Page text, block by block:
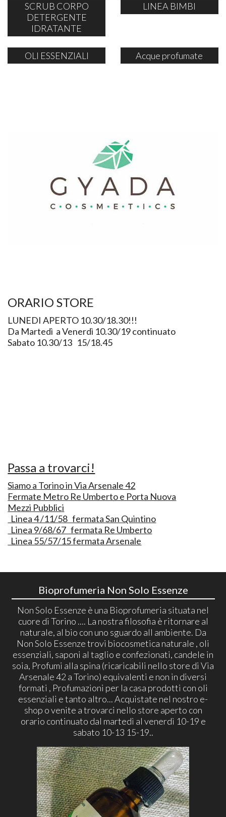
SCRUB CORPO
DETERGENTE
IDRATANTE
LINEA BIMBI
OLI ESSENZIALI Acque profumate
ORARIO STORE
LUNEDI APERTO 10.30/18.30!!!
Da Martedì a Venerdì 10.30/19 continuato
Sabato 10.30/13 15/18.45
Passa a trovarci!
Siamo a Torino in Via Arsenale 42
Fermate Metro Re Umberto e Porta Nuova
Mezzi Pubblici
Linea 4 /11/58 fermata San Quintino
Linea 9/68/67 fermata Re Umberto
Linea 55/57/15 fermata Arsenale
Bioprofumeria Non Solo Essenze
Non Solo Essenze è una Bioprofumeria situata nel
cuore di Torino .... La nostra filosofia è ritornare al
naturale, al bio con uno sguardo all ambiente. Da
Non Solo Essenze trovi biocosmetica naturale , oli
essenziali, saponi al taglio e confezionati, candele in
soia, Profumi alla spina (ricaricabili nello store di Via
Arsenale 42 a Torino) equivalenti e non in diversi
formati , Profumazioni per la casa prodotti con oli
essenziali e tanto altro... Acquistate nel nostro e-
shop o venite a trovarci nello store aperto con
orario continuato dal martedì al venerdì 10-19 e
sabato 10-13 15-19..